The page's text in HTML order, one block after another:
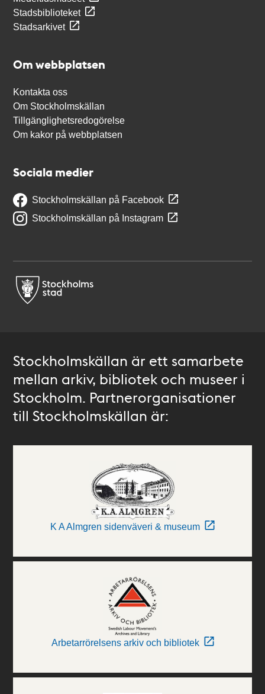
Stadsbiblioteket
Stadsarkivet
Om webbplatsen
Kontakta oss
Om Stockholmskällan
Tillgänglighetsredogörelse
Om kakor på webbplatsen
Sociala medier
Stockholmskällan på Facebook
Stockholmskällan på Instagram
Stockholmskällan är ett samarbete
mellan arkiv, bibliotek och museer i
Stockholm. Partnerorganisationer
till Stockholmskällan är:
K A Almgren sidenväveri & museum
Arbetarrörelsens arkiv och bibliotek